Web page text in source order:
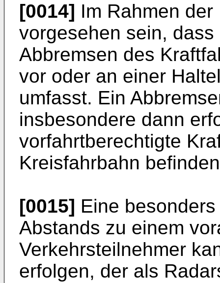
[0014] Im Rahmen
vorgesehen sein,
Abbremsen des
vor oder an einer
umfasst. Ein
insbesondere dann
vorfahrtberechtigte
Kreisfahrbahn
[0015] Eine
Abstands zu einem
Verkehrsteilnehmer
erfolgen, der als